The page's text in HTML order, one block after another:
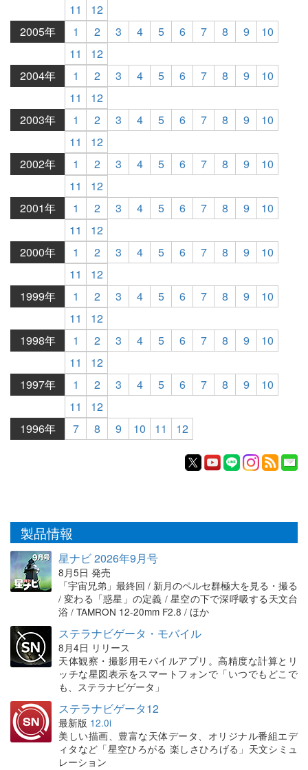
11
12
2005年
1 2 3 4 5 6 7 8 9
10
11
12
2004年
1 2 3 4 5 6 7 8 9
10
11
12
2003年
1 2 3 4 5 6 7 8 9
10
11
12
2002年
1 2 3 4 5 6 7 8 9
10
11
12
2001年
1 2 3 4 5 6 7 8 9
10
11
12
2000年
1 2 3 4 5 6 7 8 9
10
11
12
1999年
1 2 3 4 5 6 7 8 9
10
11
12
1998年
1 2 3 4 5 6 7 8 9
10
11
12
1997年
1 2 3 4 5 6 7 8 9
10
11
12
1996年
7 8 9 10 11 12
製品情報
星ナビ 2026年9月号
8月5日 発売
「宇宙兄弟」最終回 / 新月のペルセ群極大を見る・撮る
/ 変わる「惑星」の定義 / 星空の下で深呼吸する天文台
浴 / TAMRON 12-20mm F2.8 / ほか
ステラナビゲータ・モバイル
8月4日 リリース
天体観察・撮影用モバイルアプリ。高精度な計算とリ
ッチな星図表示をスマートフォンで「いつでもどこで
も、ステラナビゲータ」
ステラナビゲータ12
最新版 12.0i
美しい描画、豊富な天体データ、オリジナル番組エデ
ィタなど「星空ひろがる 楽しさひろげる」天文シミュ
レーション